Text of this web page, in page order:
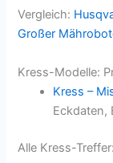
Vergleich:
Großer
Kress-Modelle:
Kress –
Eckdaten,
Alle Kress-